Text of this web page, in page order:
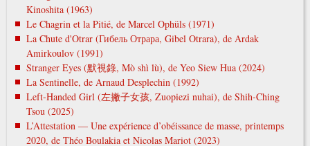
Kinoshita (1963)
Le Chagrin et la Pitié, de Marcel Ophüls (1971)
La Chute d'Otrar (Гибель Отрара, Gibel Otrara), de Ardak
Amirkoulov (1991)
Stranger Eyes (默視錄, Mò shì lù), de Yeo Siew Hua (2024)
La Sentinelle, de Arnaud Desplechin (1992)
Left-Handed Girl (左撇子女孩, Zuopiezi nuhai), de Shih-Ching
Tsou (2025)
L’Attestation — Une expérience d’obéissance de masse, printemps
2020, de Théo Boulakia et Nicolas Mariot (2023)